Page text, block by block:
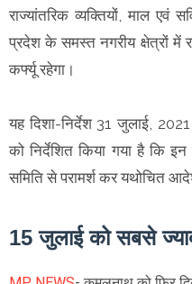
राज्यांतरिक व्यक्तियों, माल एवं
प्रदेश के समस्त नगरीय क्षेत्रों
कर्फ्यू रहेगा।
यह दिशा-निर्देश 31 जुलाई,
को निर्देशित किया गया है कि
समिति से परामर्श कर यथोचित
15 जुलाई को सबसे